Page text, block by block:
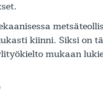
kiinni. Siksi on
mukaan